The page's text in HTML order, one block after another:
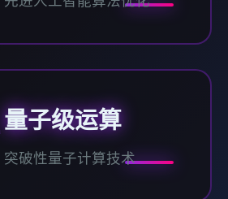
量子级运算
突破性量子计算技术